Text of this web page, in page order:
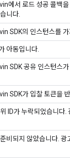
에서 로드 성공 콜백
니다.
SDK의 인스턴스를
아동입니다.
SDK 공유 인스턴스가
SDK가 입찰 토큰을
ID가 누락되었습니다.
비되지 않았습니다. 광